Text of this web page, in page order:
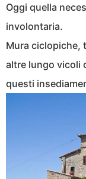
Oggi quella
involontaria.
Mura ciclopiche,
altre lungo vicoli
questi